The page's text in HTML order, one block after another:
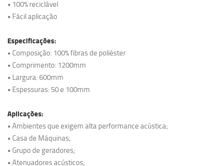
• 100% reciclável
• Fácil aplicação
Especificações:
• Composição: 100% fibras de poliéster
• Comprimento: 1200mm
• Largura: 600mm
• Espessuras: 50 e 100mm
Aplicações:
• Ambientes que exigem alta performance acústica;
• Casa de Máquinas;
• Grupo de geradores;
• Atenuadores acústicos;